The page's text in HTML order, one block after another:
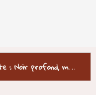
La Savonnette : Noir profond, mémoire vive
La Graine d’Église : Rouge Sacré, Brillance Ancestrale